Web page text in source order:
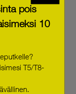
integroida
pois
10
T5/T8-